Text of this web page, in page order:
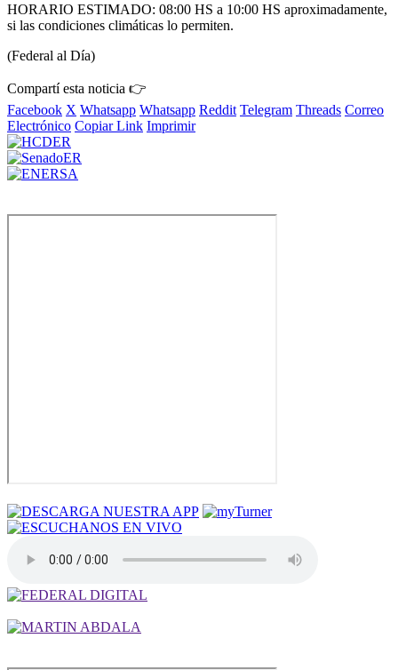
HORARIO ESTIMADO: 08:00 HS a 10:00 HS aproximadamente,
si las condiciones climáticas lo permiten.
(Federal al Día)
Compartí esta noticia 👉
Facebook X Whatsapp Whatsapp Reddit Telegram Threads Correo
Electrónico Copiar Link Imprimir